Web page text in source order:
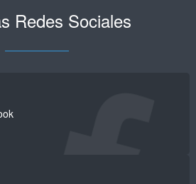
Redes Sociales